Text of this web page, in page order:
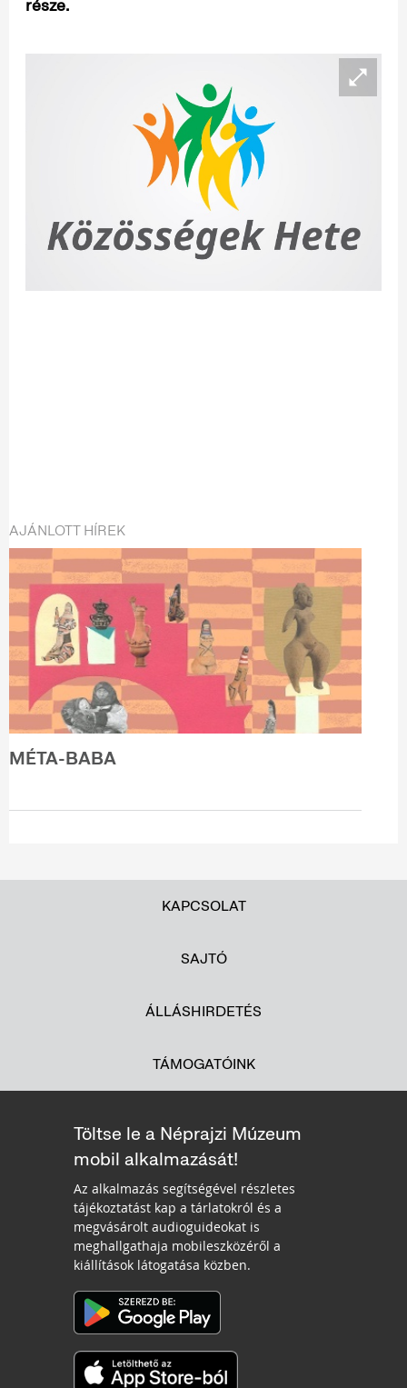
része.
AJÁNLOTT HÍREK
MÉTA-BABA
KAPCSOLAT
SAJTÓ
ÁLLÁSHIRDETÉS
TÁMOGATÓINK
Töltse le a Néprajzi Múzeum
mobil alkalmazását!
Az alkalmazás segítségével részletes
tájékoztatást kap a tárlatokról és a
megvásárolt audioguideokat is
meghallgathaja mobileszközéről a
kiállítások látogatása közben.